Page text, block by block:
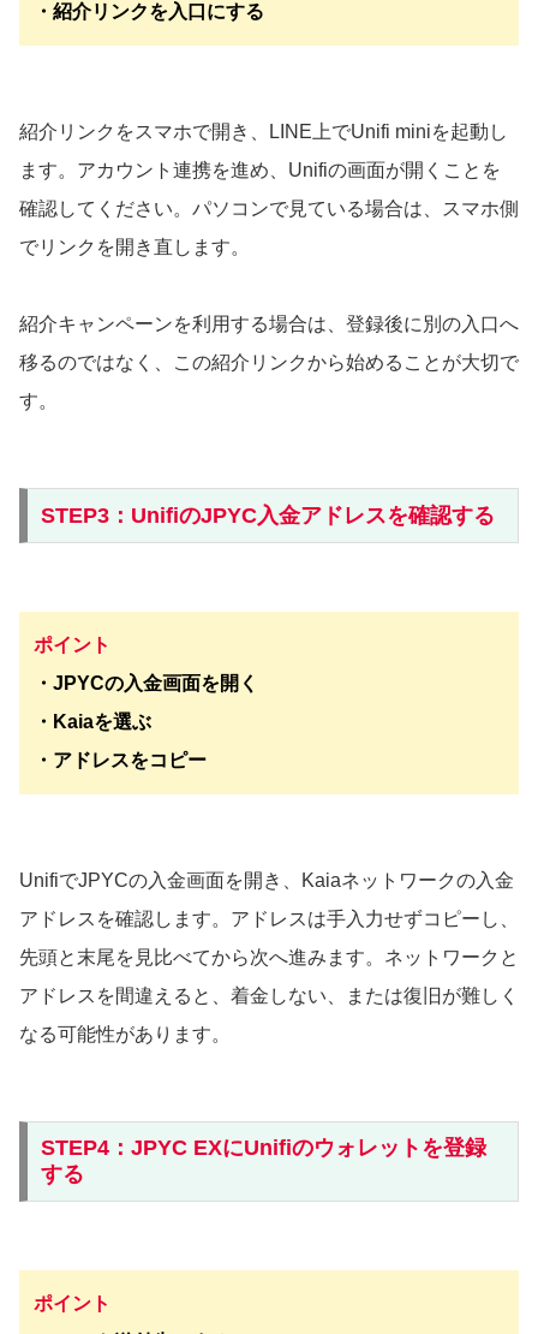
・紹介リンクを入口にする
紹介リンクをスマホで開き、LINE上でUnifi miniを起動し
ます。アカウント連携を進め、Unifiの画面が開くことを
確認してください。パソコンで見ている場合は、スマホ側
でリンクを開き直します。
紹介キャンペーンを利用する場合は、登録後に別の入口へ
移るのではなく、この紹介リンクから始めることが大切で
す。
STEP3：UnifiのJPYC入金アドレスを確認する
ポイント
・JPYCの入金画面を開く
・Kaiaを選ぶ
・アドレスをコピー
UnifiでJPYCの入金画面を開き、Kaiaネットワークの入金
アドレスを確認します。アドレスは手入力せずコピーし、
先頭と末尾を見比べてから次へ進みます。ネットワークと
アドレスを間違えると、着金しない、または復旧が難しく
なる可能性があります。
STEP4：JPYC EXにUnifiのウォレットを登録
する
ポイント